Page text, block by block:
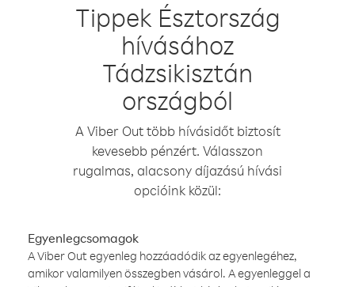
Tippek Észtország
hívásához
Tádzsikisztán
országból
A Viber Out több hívásidőt biztosít
kevesebb pénzért. Válasszon
rugalmas, alacsony díjazású hívási
opcióink közül:
Egyenlegcsomagok
A Viber Out egyenleg hozzáadódik az egyenlegéhez,
amikor valamilyen összegben vásárol. A egyenleggel a